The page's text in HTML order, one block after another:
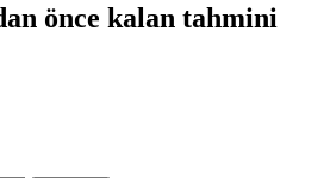
önce kalan tahmini